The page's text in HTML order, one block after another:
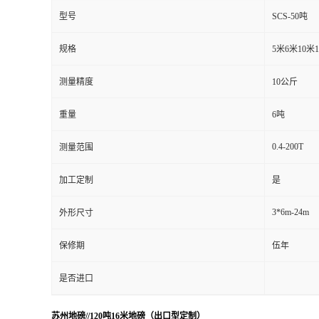
型号 SCS-50吨
规格 5米6米10米
测量精度 10公斤
重量 6吨
测量范围 0.4-200T
加工定制 是
外形尺寸 3*6m-24m
保修期 伍年
是否进口
苏州地磅//120吨16米地磅（出口型定制）